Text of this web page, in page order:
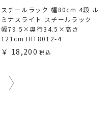
スチールラック 幅80cm 4段 ル
ミナスライト スチールラック
幅79.5×奥行34.5×高さ
121cm IHT8012-4
18,200